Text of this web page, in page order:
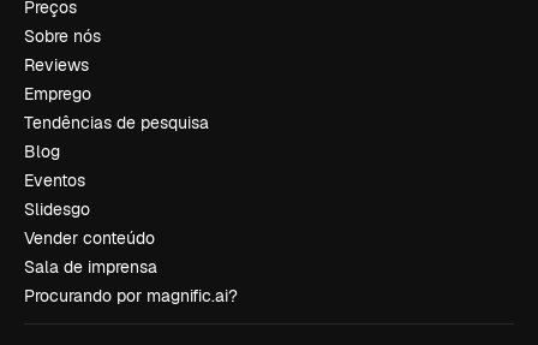
Preços
Sobre nós
Reviews
Emprego
Tendências de pesquisa
Blog
Eventos
Slidesgo
Vender conteúdo
Sala de imprensa
Procurando por magnific.ai?